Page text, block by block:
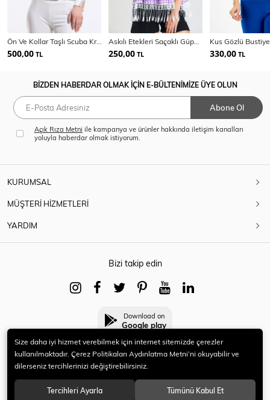
Ön Ve Kollar Taşlı Scuba Krep Bluz | Blz34186
500,00 TL 250,00 TL 330,00 TL
BİZDEN HABERDAR OLMAK İÇİN E-BÜLTENİMİZE ÜYE OLUN
Abone Ol
Açık Rıza Metni ile kampanya ve ürünler hakkında iletişim kanalları
yoluyla haberdar olmak istiyorum.
KURUMSAL
MÜŞTERİ HİZMETLERİ
YARDIM
Bizi takip edin
Download on
Google play
© 2021 HERYENİ. Tüm hakları saklıdır.
Size daha iyi hizmet verebilmek için internet sitemizde çerezler
kullanılmaktadır. Çerez Politikaları Aydınlatma Metni’ni okuyabilir ve
dilerseniz tercihlerinizi değiştirebilirsiniz.
Tercihleri Ayarla Tümünü Kabul Et